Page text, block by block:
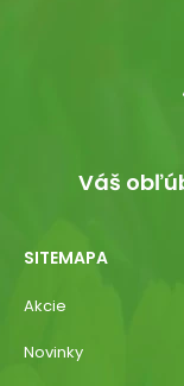
Váš
SITEMAPA
Akcie
Novinky